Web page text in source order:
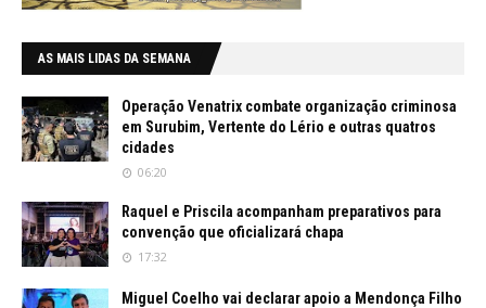
AS MAIS LIDAS DA SEMANA
Operação Venatrix combate organização criminosa
em Surubim, Vertente do Lério e outras quatros
cidades
06:20
Raquel e Priscila acompanham preparativos para
convenção que oficializará chapa
17:32
Miguel Coelho vai declarar apoio a Mendonça Filho